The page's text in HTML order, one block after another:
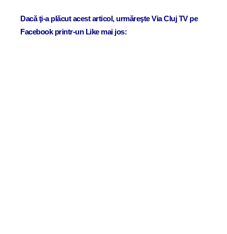
Dacă ţi-a plăcut acest articol, urmăreşte Via Cluj TV pe
Facebook printr-un Like mai jos: